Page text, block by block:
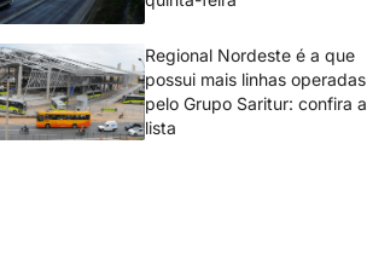
Regional Nordeste é a que
possui mais linhas operadas
pelo Grupo Saritur: confira a
lista